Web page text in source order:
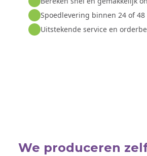
Spoedlevering binnen 24 of
Uitstekende service en
We produceren